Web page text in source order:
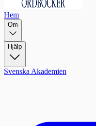
Hem
Om
Hjälp
Svenska Akademien